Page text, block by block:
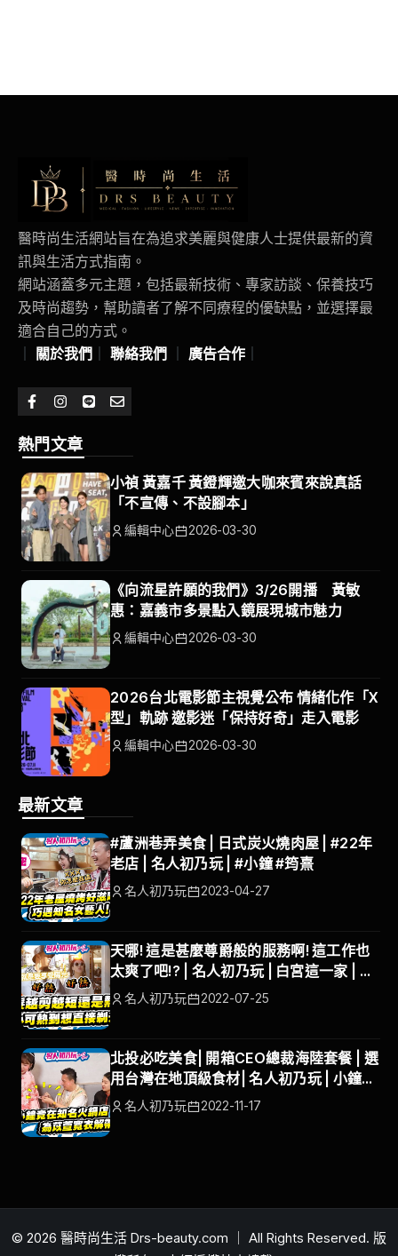
醫時尚生活網站旨在為追求美麗與健康人士提供最新的資
訊與生活方式指南。
網站涵蓋多元主題，包括最新技術、專家訪談、保養技巧
及時尚趨勢，幫助讀者了解不同療程的優缺點，並選擇最
適合自己的方式。
關於我們 聯絡我們 廣告合作
熱門文章
小禎 黃嘉千 黃鐙輝邀大咖來賓來說真話
「不宣傳、不設腳本」
編輯中心 2026-03-30
《向流星許願的我們》3/26開播 黃敏
惠：嘉義市多景點入鏡展現城市魅力
編輯中心 2026-03-30
2026台北電影節主視覺公布 情緒化作「X
型」軌跡 邀影迷「保持好奇」走入電影
編輯中心 2026-03-30
最新文章
#蘆洲巷弄美食 | 日式炭火燒肉屋 | #22年
老店 | 名人初乃玩 | #小鐘 #筠熹
名人初乃玩 2023-04-27
天哪! 這是甚麼尊爵般的服務啊! 這工作也
太爽了吧!? | 名人初乃玩 | 白宮這一家 | 白
吉勝 | 徐小可
名人初乃玩 2022-07-25
北投必吃美食| 開箱CEO總裁海陸套餐 | 選
用台灣在地頂級食材| 名人初乃玩 | 小鐘、
巫苡萱
名人初乃玩 2022-11-17
© 2026 醫時尚生活 Drs-beauty.com ｜ All Rights Reserved. 版